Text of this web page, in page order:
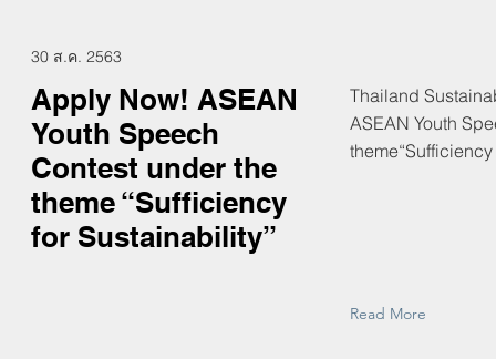
30 ส.ค. 2563
Apply Now! ASEAN
Youth Speech
Contest under the
theme “Sufficiency
for Sustainability”
Thailand
ASEAN Youth
Read More